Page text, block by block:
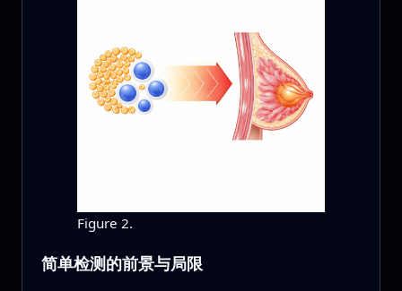
Figure 2.
简单检测的前景与局限